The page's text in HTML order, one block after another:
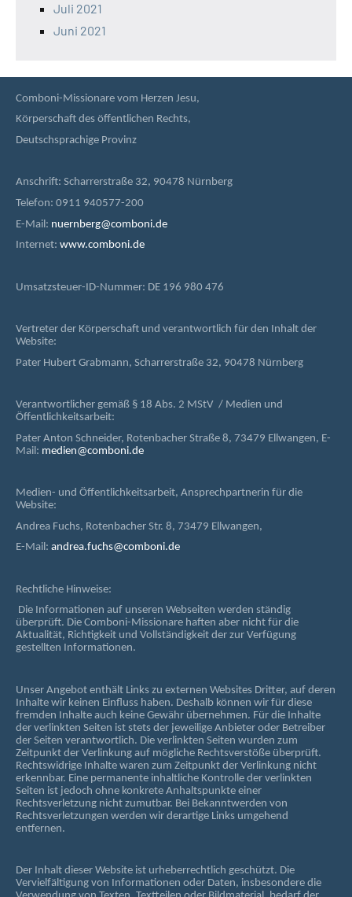
Juli 2021
Juni 2021
Comboni-Missionare vom Herzen Jesu,
Körperschaft des öffentlichen Rechts,
Deutschsprachige Provinz
Anschrift: Scharrerstraße 32, 90478 Nürnberg
Telefon: 0911 940577-200
E-Mail: nuernberg@comboni.de
Internet: www.comboni.de
Umsatzsteuer-ID-Nummer: DE 196 980 476
Vertreter der Körperschaft und verantwortlich für den Inhalt der
Website:
Pater Hubert Grabmann, Scharrerstraße 32, 90478 Nürnberg
Verantwortlicher gemäß § 18 Abs. 2 MStV / Medien und
Öffentlichkeitsarbeit:
Pater Anton Schneider, Rotenbacher Straße 8, 73479 Ellwangen, E-
Mail: medien@comboni.de
Medien- und Öffentlichkeitsarbeit, Ansprechpartnerin für die
Website:
Andrea Fuchs, Rotenbacher Str. 8, 73479 Ellwangen,
E-Mail: andrea.fuchs@comboni.de
Rechtliche Hinweise:
Die Informationen auf unseren Webseiten werden ständig
überprüft. Die Comboni-Missionare haften aber nicht für die
Aktualität, Richtigkeit und Vollständigkeit der zur Verfügung
gestellten Informationen.
Unser Angebot enthält Links zu externen Websites Dritter, auf deren
Inhalte wir keinen Einfluss haben. Deshalb können wir für diese
fremden Inhalte auch keine Gewähr übernehmen. Für die Inhalte
der verlinkten Seiten ist stets der jeweilige Anbieter oder Betreiber
der Seiten verantwortlich. Die verlinkten Seiten wurden zum
Zeitpunkt der Verlinkung auf mögliche Rechtsverstöße überprüft.
Rechtswidrige Inhalte waren zum Zeitpunkt der Verlinkung nicht
erkennbar. Eine permanente inhaltliche Kontrolle der verlinkten
Seiten ist jedoch ohne konkrete Anhaltspunkte einer
Rechtsverletzung nicht zumutbar. Bei Bekanntwerden von
Rechtsverletzungen werden wir derartige Links umgehend
entfernen.
Der Inhalt dieser Website ist urheberrechtlich geschützt. Die
Vervielfältigung von Informationen oder Daten, insbesondere die